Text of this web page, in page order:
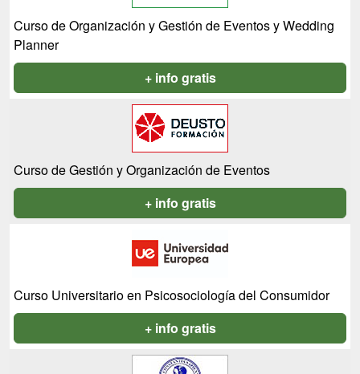
Curso de Organización y Gestión de Eventos y Wedding
Planner
+ info gratis
Curso de Gestión y Organización de Eventos
+ info gratis
Curso Universitario en Psicosociología del Consumidor
+ info gratis